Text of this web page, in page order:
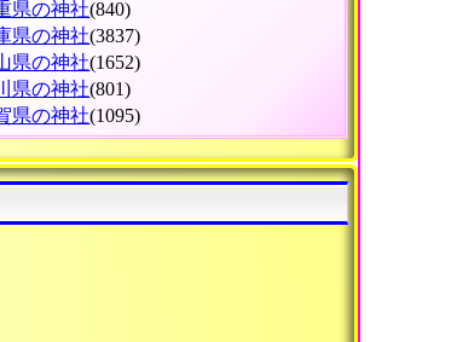
県の神社(840)
県の神社(3837)
県の神社(1652)
県の神社(801)
県の神社(1095)